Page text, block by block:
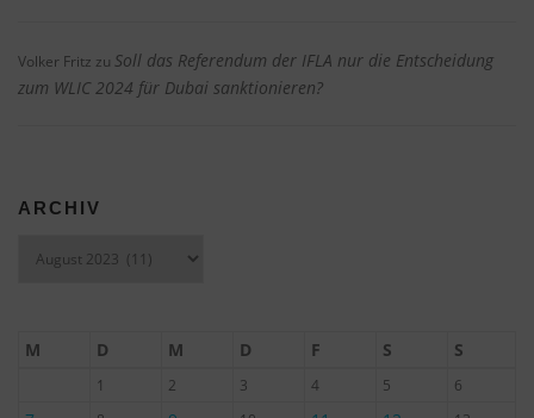
Volker Fritz zu Soll das Referendum der IFLA nur die Entscheidung
zum WLIC 2024 für Dubai sanktionieren?
ARCHIV
M D M D F S S
1 2 3 4 5 6